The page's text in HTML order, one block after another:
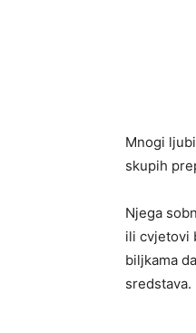
Mnogi
skupih
Njega
ili cvjetovi
biljkama
sredstava.